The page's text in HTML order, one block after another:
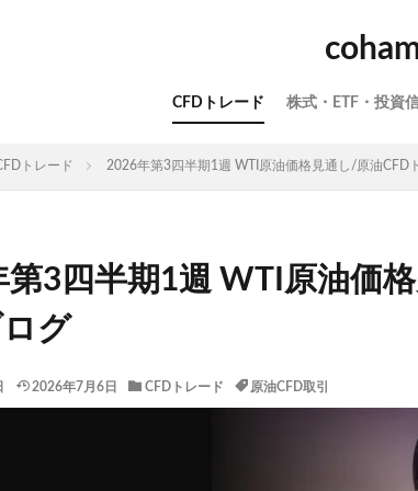
CFDトレード 株式・ETF・投資
トレード 2026年第3四半期1週 WTI原油価格見通し/原油CFD
第3四半期1週 WTI原油価
グ
2026年7月6日 CFDトレード 原油CFD取引